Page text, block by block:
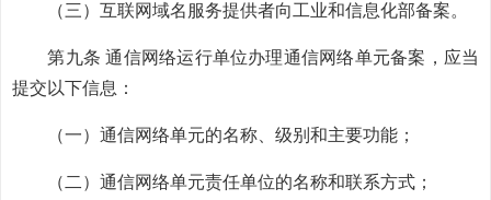
（三）互联网域名服务提供者向工业和信息化部备案。
第九条 通信网络运行单位办理通信网络单元备案，应当
提交以下信息：
（一）通信网络单元的名称、级别和主要功能；
（二）通信网络单元责任单位的名称和联系方式；